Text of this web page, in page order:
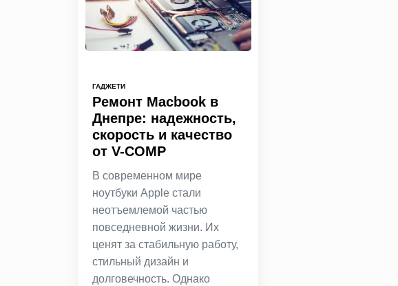
ГАДЖЕТИ
Ремонт Macbook в
Днепре: надежность,
скорость и качество
от V-COMP
В современном мире
ноутбуки Apple стали
неотъемлемой частью
повседневной жизни. Их
ценят за стабильную работу,
стильный дизайн и
долговечность. Однако